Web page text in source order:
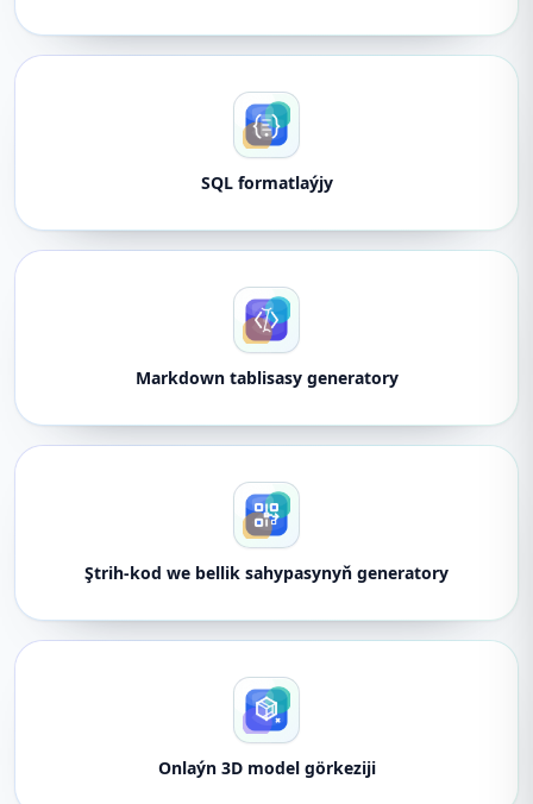
SQL formatlaýjy
Markdown tablisasy generatory
Ştrih-kod we bellik sahypasynyň generatory
Onlaýn 3D model görkeziji